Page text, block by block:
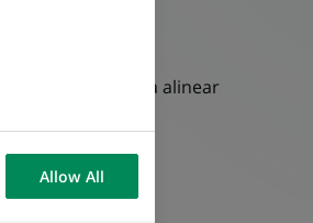
otros hubs) para alinear
Allow All